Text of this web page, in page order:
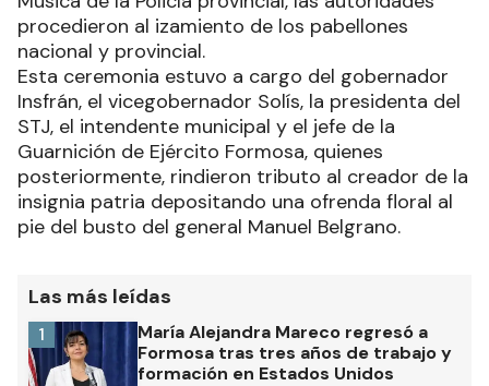
procedieron al izamiento de los pabellones
nacional y provincial.
Esta ceremonia estuvo a cargo del gobernador
Insfrán, el vicegobernador Solís, la presidenta del
STJ, el intendente municipal y el jefe de la
Guarnición de Ejército Formosa, quienes
posteriormente, rindieron tributo al creador de la
insignia patria depositando una ofrenda floral al
pie del busto del general Manuel Belgrano.
Las más leídas
María Alejandra Mareco regresó a
Formosa tras tres años de trabajo y
formación en Estados Unidos
1